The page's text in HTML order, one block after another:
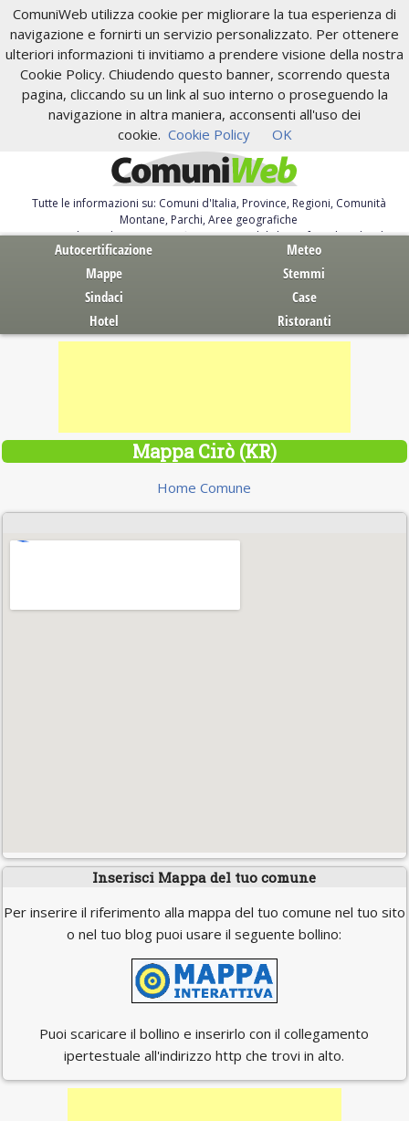
ComuniWeb utilizza cookie per migliorare la tua esperienza di
navigazione e fornirti un servizio personalizzato. Per ottenere
ulteriori informazioni ti invitiamo a prendere visione della nostra
Cookie Policy. Chiudendo questo banner, scorrendo questa
pagina, cliccando su un link al suo interno o proseguendo la
navigazione in altra maniera, acconsenti all'uso dei
cookie. Cookie Policy OK
Tutte le informazioni su: Comuni d'Italia, Province, Regioni, Comunità
Montane, Parchi, Aree geografiche
Servizi al Cittadino. Autocertificazione, moduli, leggi, free download
Autocertificazione
Meteo
Mappe
Stemmi
Sindaci
Case
Hotel
Ristoranti
Mappa Cirò (KR)
Home Comune
Inserisci Mappa del tuo comune
Per inserire il riferimento alla mappa del tuo comune nel tuo sito
o nel tuo blog puoi usare il seguente bollino:
Puoi scaricare il bollino e inserirlo con il collegamento
ipertestuale all'indirizzo http che trovi in alto.